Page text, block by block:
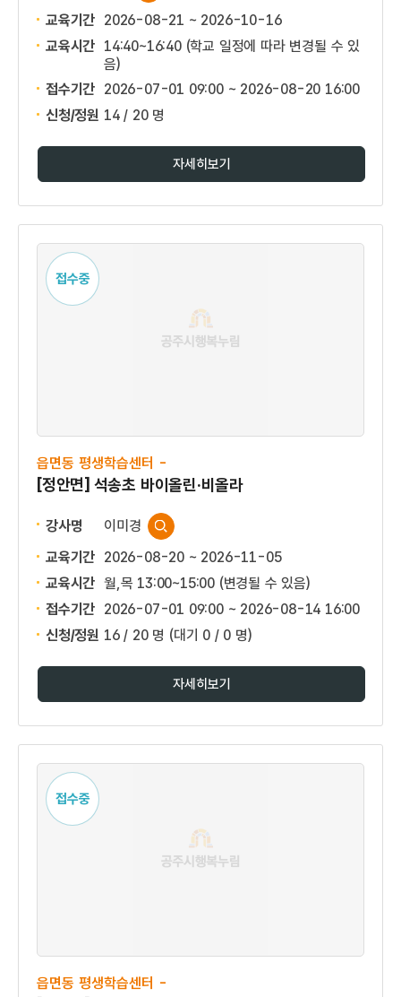
교육기간 2026-08-21 ~ 2026-10-16
교육시간 14:40~16:40 (학교 일정에 따라 변경될 수 있
음)
접수기간 2026-07-01 09:00 ~ 2026-08-20 16:00
신청/정원 14 / 20 명
자세히보기
접수중
읍면동 평생학습센터 -
[정안면] 석송초 바이올린·비올라
강사명
이미경
교육기간 2026-08-20 ~ 2026-11-05
교육시간 월,목 13:00~15:00 (변경될 수 있음)
접수기간 2026-07-01 09:00 ~ 2026-08-14 16:00
신청/정원 16 / 20 명 (대기 0 / 0 명)
자세히보기
접수중
읍면동 평생학습센터 -